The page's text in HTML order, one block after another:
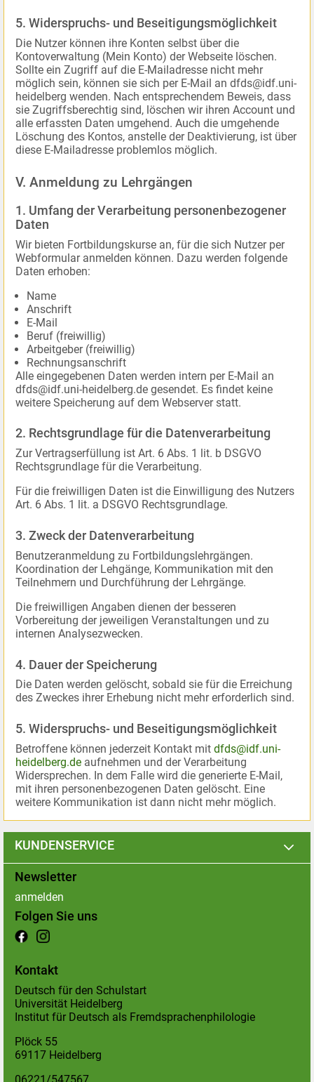
5. Widerspruchs- und Beseitigungsmöglichkeit
Die Nutzer können ihre Konten selbst über die
Kontoverwaltung (Mein Konto) der Webseite löschen.
Sollte ein Zugriff auf die E-Mailadresse nicht mehr
möglich sein, können sie sich per E-Mail an dfds@idf.uni-
heidelberg wenden. Nach entsprechendem Beweis, dass
sie Zugriffsberechtig sind, löschen wir ihren Account und
alle erfassten Daten umgehend. Auch die umgehende
Löschung des Kontos, anstelle der Deaktivierung, ist über
diese E-Mailadresse problemlos möglich.
V. Anmeldung zu Lehrgängen
1. Umfang der Verarbeitung personenbezogener
Daten
Wir bieten Fortbildungskurse an, für die sich Nutzer per
Webformular anmelden können. Dazu werden folgende
Daten erhoben:
Name
Anschrift
E-Mail
Beruf (freiwillig)
Arbeitgeber (freiwillig)
Rechnungsanschrift
Alle eingegebenen Daten werden intern per E-Mail an
dfds@idf.uni-heidelberg.de gesendet. Es findet keine
weitere Speicherung auf dem Webserver statt.
2. Rechtsgrundlage für die Datenverarbeitung
Zur Vertragserfüllung ist Art. 6 Abs. 1 lit. b DSGVO
Rechtsgrundlage für die Verarbeitung.
Für die freiwilligen Daten ist die Einwilligung des Nutzers
Art. 6 Abs. 1 lit. a DSGVO Rechtsgrundlage.
3. Zweck der Datenverarbeitung
Benutzeranmeldung zu Fortbildungslehrgängen.
Koordination der Lehgänge, Kommunikation mit den
Teilnehmern und Durchführung der Lehrgänge.
Die freiwilligen Angaben dienen der besseren
Vorbereitung der jeweiligen Veranstaltungen und zu
internen Analysezwecken.
4. Dauer der Speicherung
Die Daten werden gelöscht, sobald sie für die Erreichung
des Zweckes ihrer Erhebung nicht mehr erforderlich sind.
5. Widerspruchs- und Beseitigungsmöglichkeit
Betroffene können jederzeit Kontakt mit dfds@idf.uni-
heidelberg.de aufnehmen und der Verarbeitung
Widersprechen. In dem Falle wird die generierte E-Mail,
mit ihren personenbezogenen Daten gelöscht. Eine
weitere Kommunikation ist dann nicht mehr möglich.
KUNDENSERVICE
Newsletter
anmelden
Folgen Sie uns
Kontakt
Deutsch für den Schulstart
Universität Heidelberg
Institut für Deutsch als Fremdsprachenphilologie
Plöck 55
69117 Heidelberg